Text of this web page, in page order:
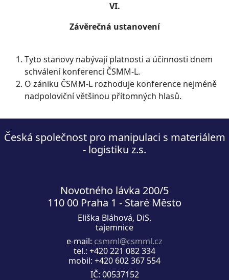
VI.
Závěrečná ustanovení
Tyto stanovy nabývají platnosti a účinnosti dnem
schválení konferencí ČSMM-L.
O zániku ČSMM-L rozhoduje konference nejméně
nadpoloviční většinou přítomných hlasů.
Česká společnost pro manipulaci s materiálem
- logistiku z.s.
Novotného lávka 200/5
110 00 Praha 1 - Staré Město
Eliška Bláhová, DiS.
tajemnice
e-mail: csmml@csmml.cz
tel.: +420 221 082 334
mobil: +420 602 367 554
IČ: 00537152